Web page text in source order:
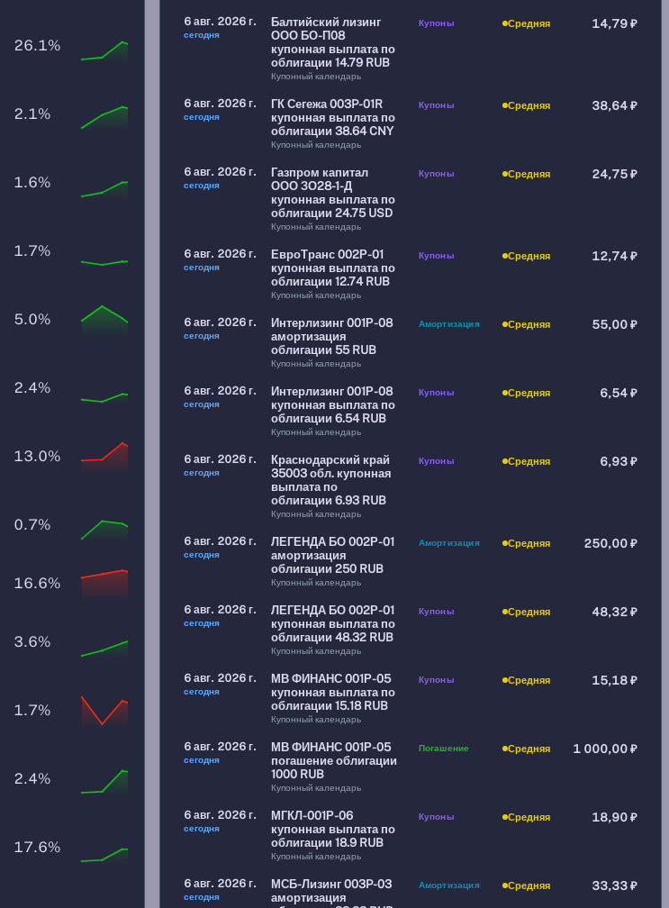
26.1%
2.1%
1.6%
1.7%
5.0%
2.4%
13.0%
0.7%
16.6%
3.6%
1.7%
2.4%
17.6%
6 авг. 2026 г.
сегодня
Балтийский лизинг
ООО БО-П08
купонная выплата по
облигации 14.79 RUB
Купонный календарь
Купоны Средняя 14,79 ₽
6 авг. 2026 г.
сегодня
ГК Сегежа 003P-01R
купонная выплата по
облигации 38.64 CNY
Купонный календарь
Купоны Средняя 38,64 ₽
6 авг. 2026 г.
сегодня
Газпром капитал
ООО ЗО28-1-Д
купонная выплата по
облигации 24.75 USD
Купонный календарь
Купоны Средняя 24,75 ₽
6 авг. 2026 г.
сегодня
ЕвроТранс 002Р-01
купонная выплата по
облигации 12.74 RUB
Купонный календарь
Купоны Средняя 12,74 ₽
6 авг. 2026 г.
сегодня
Интерлизинг 001Р-08
амортизация
облигации 55 RUB
Купонный календарь
Амортизация Средняя 55,00 ₽
6 авг. 2026 г.
сегодня
Интерлизинг 001Р-08
купонная выплата по
облигации 6.54 RUB
Купонный календарь
Купоны Средняя 6,54 ₽
6 авг. 2026 г.
сегодня
Краснодарский край
35003 обл. купонная
выплата по
облигации 6.93 RUB
Купонный календарь
Купоны Средняя 6,93 ₽
6 авг. 2026 г.
сегодня
ЛЕГЕНДА БО 002Р-01
амортизация
облигации 250 RUB
Купонный календарь
Амортизация Средняя 250,00 ₽
6 авг. 2026 г.
сегодня
ЛЕГЕНДА БО 002Р-01
купонная выплата по
облигации 48.32 RUB
Купонный календарь
Купоны Средняя 48,32 ₽
6 авг. 2026 г.
сегодня
МВ ФИНАНС 001Р-05
купонная выплата по
облигации 15.18 RUB
Купонный календарь
Купоны Средняя 15,18 ₽
6 авг. 2026 г.
сегодня
МВ ФИНАНС 001Р-05
погашение облигации
1000 RUB
Купонный календарь
Погашение Средняя 1 000,00 ₽
6 авг. 2026 г.
сегодня
МГКЛ-001Р-06
купонная выплата по
облигации 18.9 RUB
Купонный календарь
Купоны Средняя 18,90 ₽
6 авг. 2026 г.
сегодня
МСБ-Лизинг 003P-03
амортизация
Амортизация Средняя 33,33 ₽